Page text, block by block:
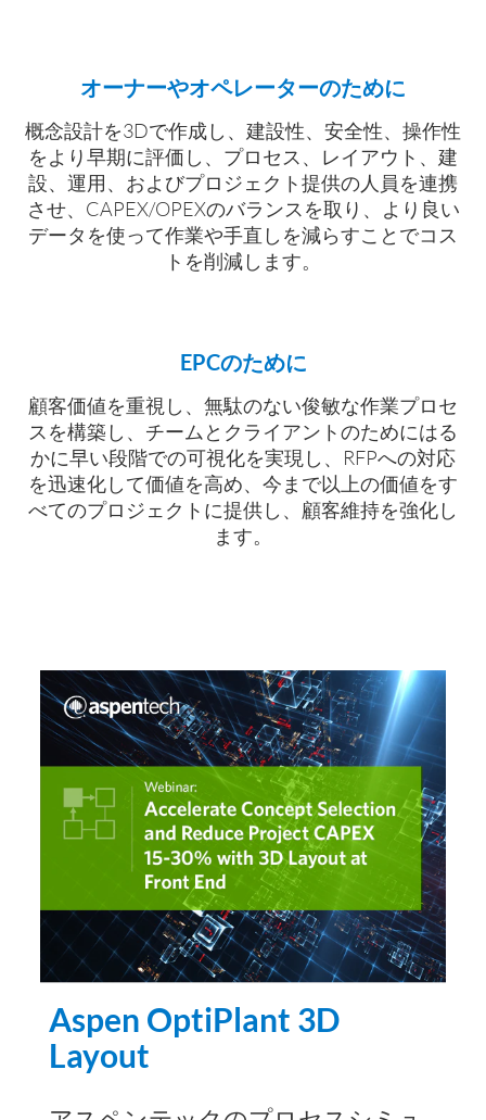
オーナーやオペレーターのために
概念設計を3Dで作成し、建設性、安全性、操作性
をより早期に評価し、プロセス、レイアウト、建
設、運用、およびプロジェクト提供の人員を連携
させ、CAPEX/OPEXのバランスを取り、より良い
データを使って作業や手直しを減らすことでコス
トを削減します。
EPCのために
顧客価値を重視し、無駄のない俊敏な作業プロセ
スを構築し、チームとクライアントのためにはる
かに早い段階での可視化を実現し、RFPへの対応
を迅速化して価値を高め、今まで以上の価値をす
べてのプロジェクトに提供し、顧客維持を強化し
ます。
Aspen OptiPlant 3D
Layout